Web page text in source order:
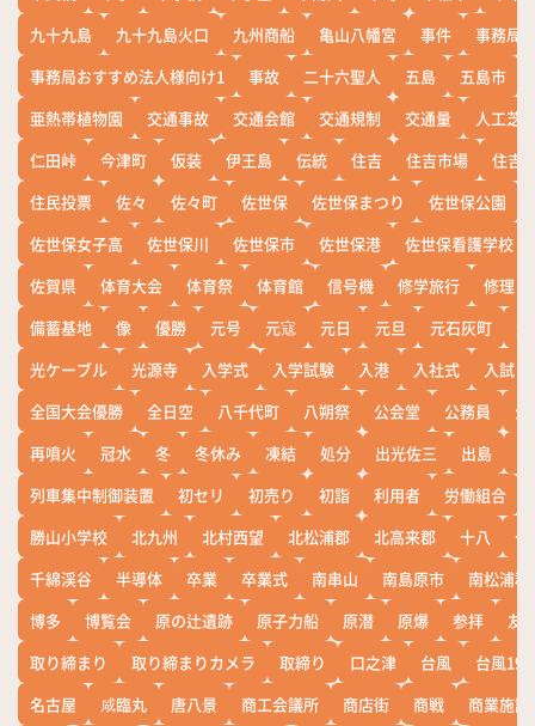
九十九島
九十九島火口 九州商船 亀山八幡宮 事件
事務局
事務局おすすめ法人様向け1
事故 二十六聖人 五島 五島市
亜熱帯植物園
交通事故 交通会館 交通規制 交通量
人工芝
仁田峠
今津町 仮装 伊王島 伝統 住吉 住吉市場
住吉
住民投票
佐々 佐々町 佐世保 佐世保まつり 佐世保公園
佐世保女子高
佐世保川 佐世保市 佐世保港
佐世保看護学校
佐賀県
体育大会 体育祭 体育館 信号機 修学旅行
修理
備蓄基地
像 優勝 元号 元寇 元日 元旦 元石灰町
光ケーブル
光源寺 入学式 入学試験 入港 入社式
入試
全国大会優勝
全日空 八千代町 八朔祭 公会堂 公務員
公
再噴火
冠水 冬 冬休み 凍結 処分 出光佐三 出島
列車集中制御装置
初セリ 初売り 初詣 利用者 労働組合
勝山小学校
北九州 北村西望 北松浦郡 北高来郡 十八
十
千綿渓谷
半導体 卒業 卒業式 南串山 南島原市
南松浦郡
博多
博覧会 原の辻遺跡 原子力船 原潜 原爆 参拝
友
取り締まり
取り締まりカメラ 取締り 口之津 台風
台風19
名古屋
咸臨丸 唐八景 商工会議所 商店街 商戦
商業施設